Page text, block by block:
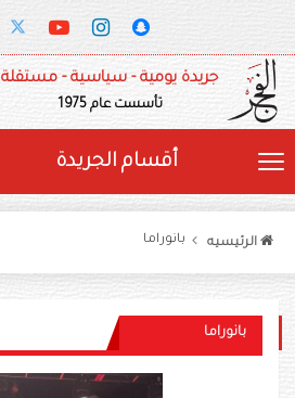
جريدة يومية - سياسية - مستقلة
تأسست عام 1975
أقسام الجريدة
الرئيسيه بانوراما
بانوراما